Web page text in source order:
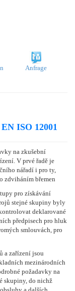
Anfrage
ISO 12001
na zkušební
V prvé řadě je
nářadí i pro ty,
zdviháním břemen
pro získávání
stejné skupiny byly
deklarované
předpisech pro hluk
smlouvách, pro
a zařízení jsou
mezinárodních
požadavky na
skupiny, do nichž